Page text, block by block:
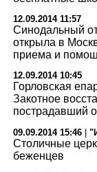
12.09.2014 11:57
Синодальный
открыла в
приема и
12.09.2014 10:45
Горловская
Закотное
пострадавший
09.09.2014 15:46 |
Столичные
беженцев